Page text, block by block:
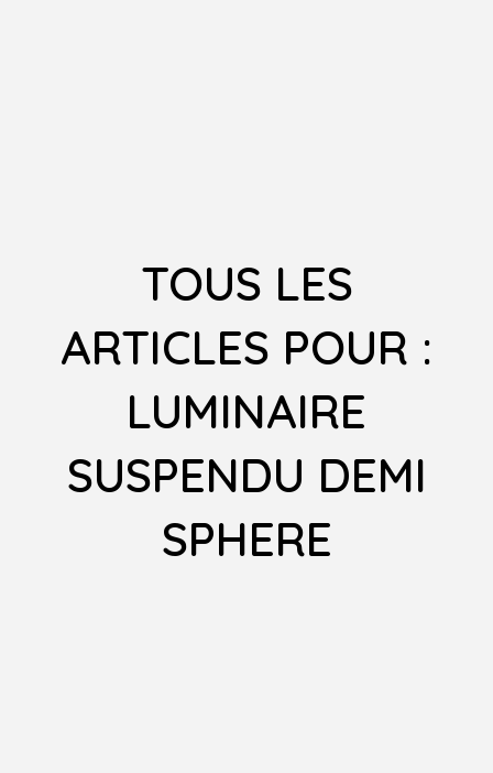
TOUS LES
ARTICLES POUR :
LUMINAIRE
SUSPENDU DEMI
SPHERE